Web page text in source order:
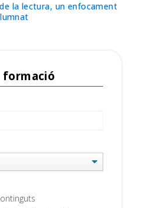
la lectura, un enfocament
formació